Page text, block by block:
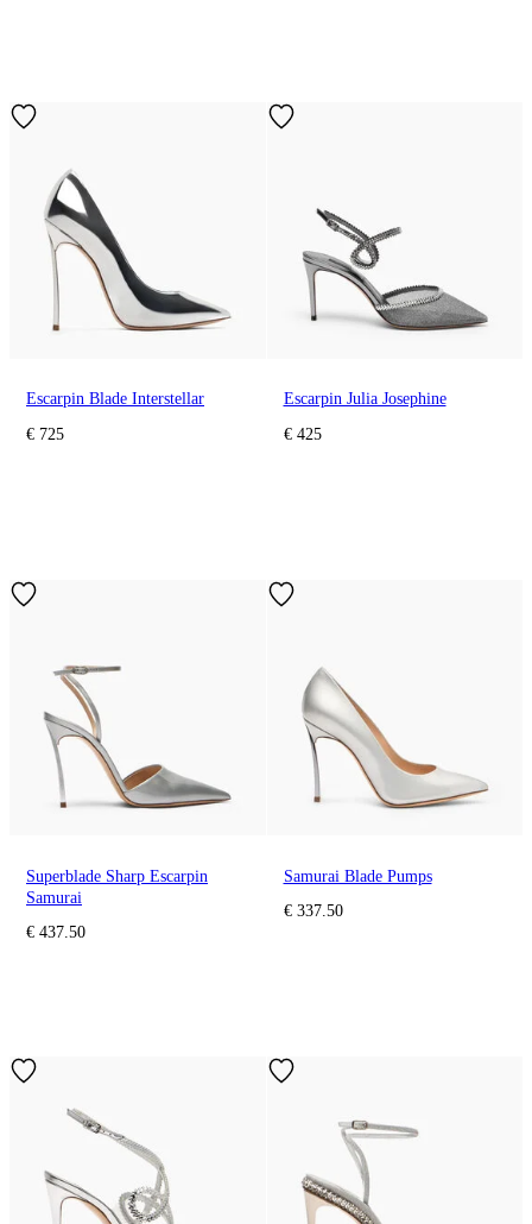
Escarpin Blade Interstellar
€ 725
Escarpin Julia Josephine
€ 425
Superblade Sharp Escarpin
Samurai
€ 437.50
Samurai Blade Pumps
€ 337.50